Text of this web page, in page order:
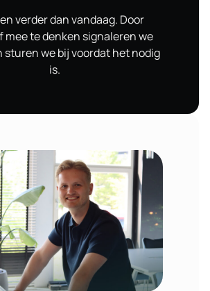
verder dan vandaag. Door
mee te denken signaleren we
sturen we bij voordat het nodig
is.